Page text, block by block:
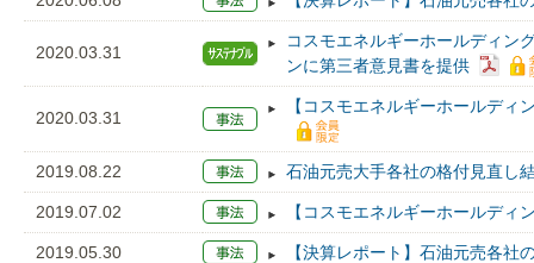
2020.03.31
コスモエネルギーホールディン
ンに第三者意見書を提供
2020.03.31
【コスモエネルギーホールディ
2019.08.22 石油元売大手各社の格付見直し
2019.07.02 【コスモエネルギーホールディ
2019.05.30 【決算レポート】石油元売各社